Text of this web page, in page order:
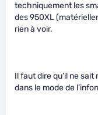
techniquement les
des 950XL
rien à voir.
Il faut dire qu’il ne
dans le mode de